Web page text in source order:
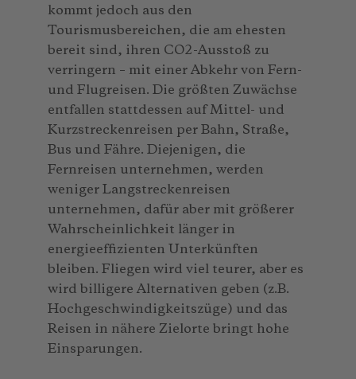
kommt jedoch aus den
Tourismusbereichen, die am ehesten
bereit sind, ihren CO2-Ausstoß zu
verringern – mit einer Abkehr von Fern-
und Flugreisen. Die größten Zuwächse
entfallen stattdessen auf Mittel- und
Kurzstreckenreisen per Bahn, Straße,
Bus und Fähre. Diejenigen, die
Fernreisen unternehmen, werden
weniger Langstreckenreisen
unternehmen, dafür aber mit größerer
Wahrscheinlichkeit länger in
energieeffizienten Unterkünften
bleiben. Fliegen wird viel teurer, aber es
wird billigere Alternativen geben (z.B.
Hochgeschwindigkeitszüge) und das
Reisen in nähere Zielorte bringt hohe
Einsparungen.